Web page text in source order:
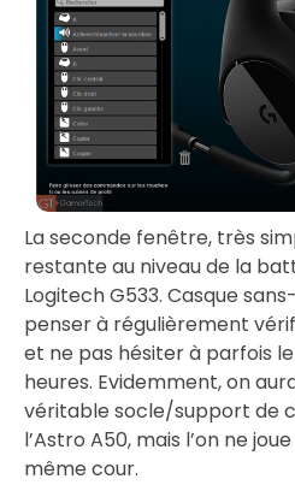
La seconde fenêtre, très
restante au niveau de la
Logitech G533. Casque
penser à régulièrement
et ne pas hésiter à parfois
heures. Evidemment, on
véritable socle/support de
l’Astro A50, mais l’on ne
même cour.